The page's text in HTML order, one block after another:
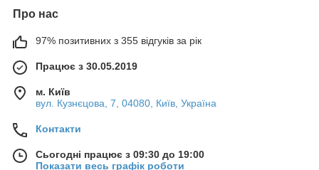
Про нас
97% позитивних з 355 відгуків за рік
Працює з 30.05.2019
м. Київ
вул. Кузнєцова, 7, 04080, Київ, Україна
Контакти
Сьогодні працює з 09:30 до 19:00
Показати весь графік роботи